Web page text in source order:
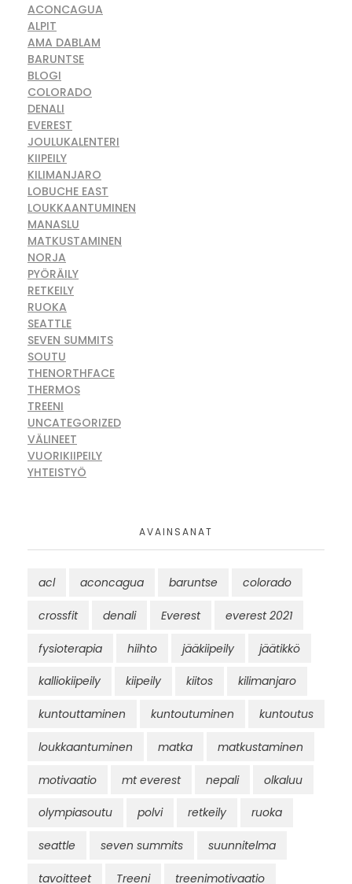
ACONCAGUA
ALPIT
AMA DABLAM
BARUNTSE
BLOGI
COLORADO
DENALI
EVEREST
JOULUKALENTERI
KIIPEILY
KILIMANJARO
LOBUCHE EAST
LOUKKAANTUMINEN
MANASLU
MATKUSTAMINEN
NORJA
PYÖRÄILY
RETKEILY
RUOKA
SEATTLE
SEVEN SUMMITS
SOUTU
THENORTHFACE
THERMOS
TREENI
UNCATEGORIZED
VÄLINEET
VUORIKIIPEILY
YHTEISTYÖ
AVAINSANAT
acl aconcagua baruntse colorado
crossfit denali Everest everest 2021
fysioterapia hiihto jääkiipeily jäätikkö
kalliokiipeily kiipeily kiitos kilimanjaro
kuntouttaminen kuntoutuminen kuntoutus
loukkaantuminen matka matkustaminen
motivaatio mt everest nepali olkaluu
olympiasoutu polvi retkeily ruoka
seattle seven summits suunnitelma
tavoitteet Treeni treenimotivaatio